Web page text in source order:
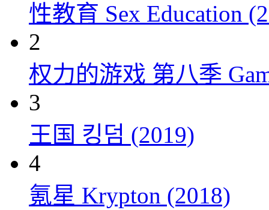
性教育 Sex Education
2
权力的游戏 第八季
3
王国 킹덤 (2019)
4
氪星 Krypton (2018)